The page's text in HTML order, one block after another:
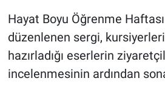
Hayat Boyu Öğrenme
düzenlenen sergi,
hazırladığı eserlerin
incelenmesinin ardından